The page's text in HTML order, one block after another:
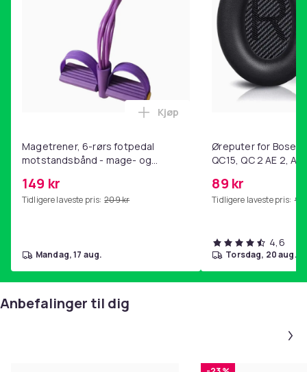
Magetrener, 6-rørs fotpedal
motstandsbånd - mage- og
hjemmegymnastikk Purple
149 kr
Tidligere laveste pris: 209 kr
Legg Magetrener, 6-rørs
Kjøp
mandag, 17 aug.
Øreputer for Bose
QC15, QC 2 AE 2, AE
89 kr
Tidligere laveste pris: 99
4,6
torsdag, 20 aug.
Anbefalinger til dig